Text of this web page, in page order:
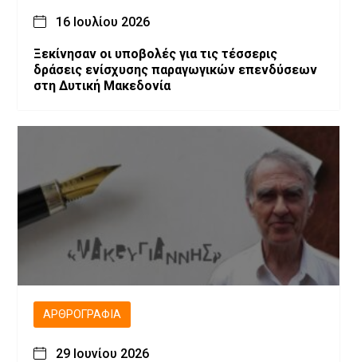
16 Ιουλίου 2026
Ξεκίνησαν οι υποβολές για τις τέσσερις
δράσεις ενίσχυσης παραγωγικών επενδύσεων
στη Δυτική Μακεδονία
ΑΡΘΡΟΓΡΑΦΊΑ
29 Ιουνίου 2026